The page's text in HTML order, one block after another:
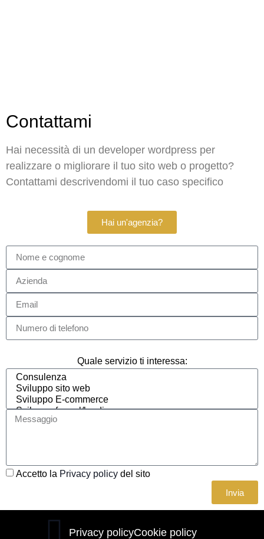
Contattami
Hai necessità di un developer wordpress per
realizzare o migliorare il tuo sito web o progetto?
Contattami descrivendomi il tuo caso specifico
Hai un'agenzia?
Quale servizio ti interessa:
Accetto la Privacy policy del sito
Invia
Privacy policyCookie policy